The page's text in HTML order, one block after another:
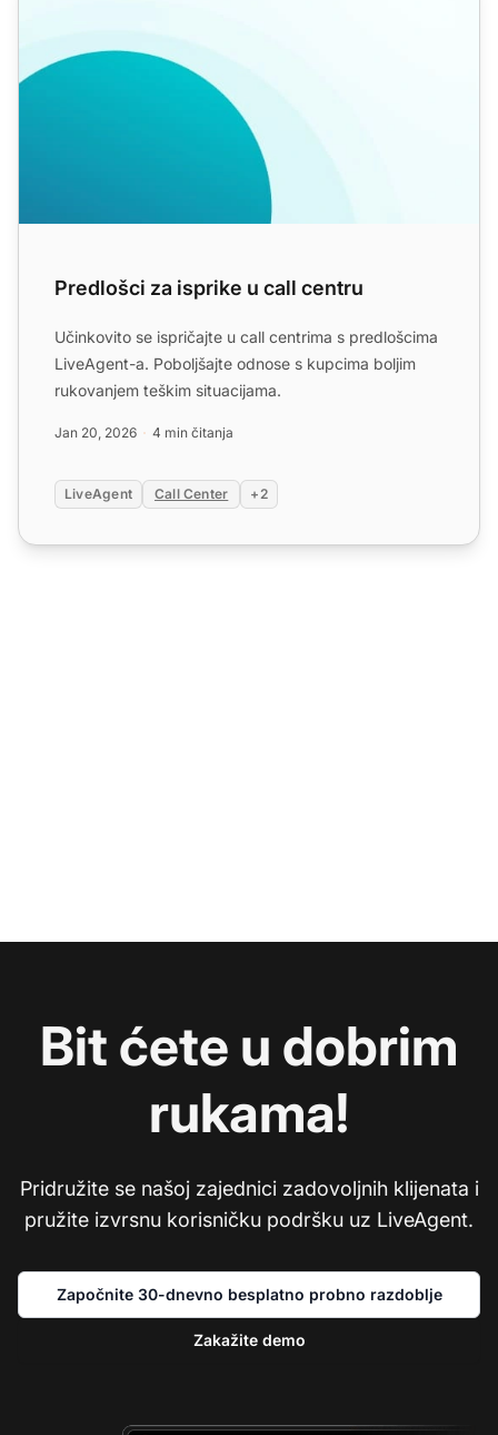
Predlošci za isprike u call centru
Učinkovito se ispričajte u call centrima s predlošcima
LiveAgent-a. Poboljšajte odnose s kupcima boljim
rukovanjem teškim situacijama.
Jan 20, 2026 4 min čitanja
LiveAgent Call Center +2
Bit ćete u dobrim
rukama!
Pridružite se našoj zajednici zadovoljnih klijenata i
pružite izvrsnu korisničku podršku uz LiveAgent.
Započnite 30-dnevno besplatno probno razdoblje
Zakažite demo